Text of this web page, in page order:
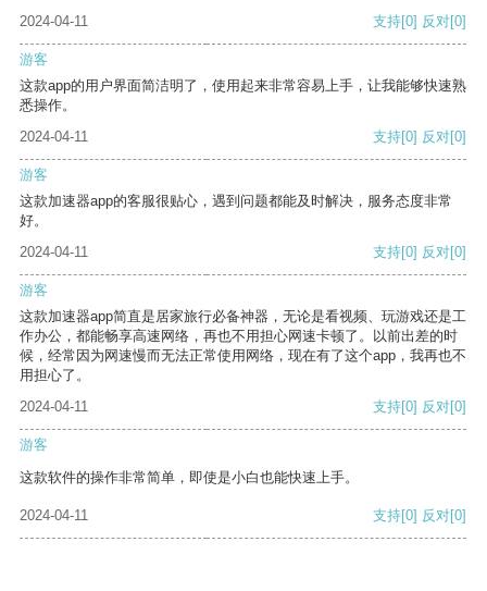
2024-04-11
支持[0] 反对[0]
游客
这款app的用户界面简洁明了，使用起来非常容易上手，让我能够快速熟
悉操作。
2024-04-11
支持[0] 反对[0]
游客
这款加速器app的客服很贴心，遇到问题都能及时解决，服务态度非常
好。
2024-04-11
支持[0] 反对[0]
游客
这款加速器app简直是居家旅行必备神器，无论是看视频、玩游戏还是工
作办公，都能畅享高速网络，再也不用担心网速卡顿了。以前出差的时
候，经常因为网速慢而无法正常使用网络，现在有了这个app，我再也不
用担心了。
2024-04-11
支持[0] 反对[0]
游客
这款软件的操作非常简单，即使是小白也能快速上手。
2024-04-11 支持[0] 反对[0]